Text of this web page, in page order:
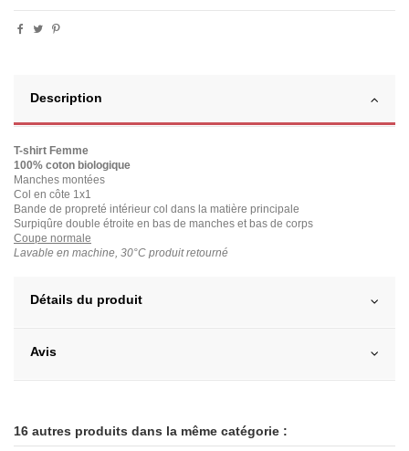
Description
T-shirt Femme
100% coton biologique
Manches montées
Col en côte 1x1
Bande de propreté intérieur col dans la matière principale
Surpiqûre double étroite en bas de manches et bas de corps
Coupe normale
Lavable en machine, 30°C produit retourné
Détails du produit
Avis
16 autres produits dans la même catégorie :